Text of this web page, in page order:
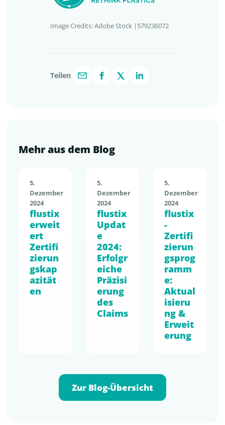
Image Credits: Adobe Stock |579236072
Teilen
Mehr aus dem Blog
5.
Dezember
2024
flustix
erweit
ert
Zertifi
zierun
gskap
azität
en
5.
Dezember
2024
flustix
Updat
e
2024:
Erfolgr
eiche
Präzisi
erung
des
Claims
5.
Dezember
2024
flustix
-
Zertifi
zierun
gsprog
ramm
e:
Aktual
isieru
ng &
Erweit
erung
Zur Blog-Übersicht